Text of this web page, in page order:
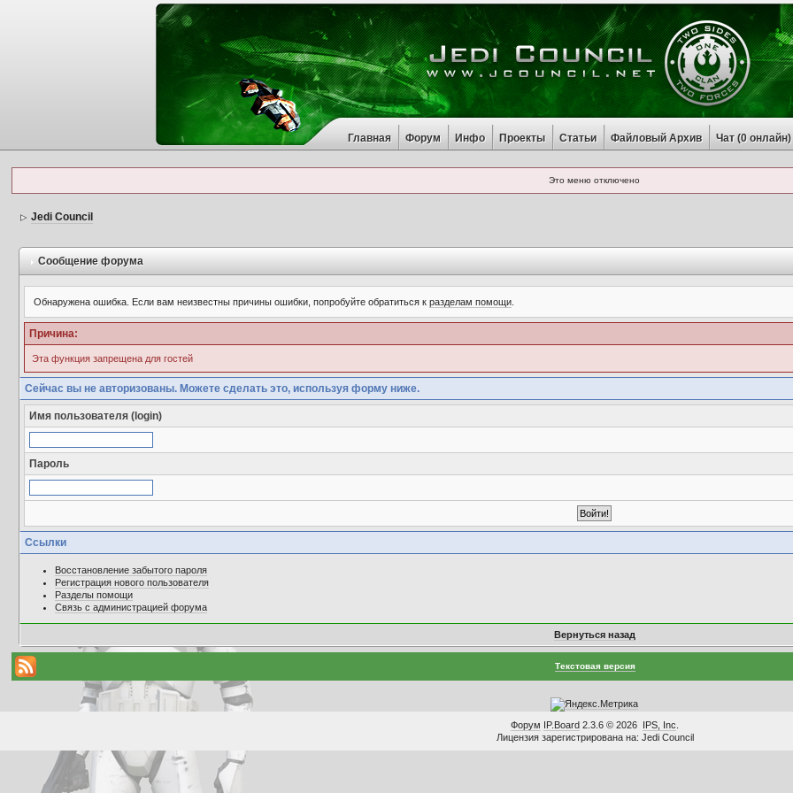
Главная Форум Инфо Проекты Статьи Файловый Архив Чат (0онлайн)
Это меню отключено
Jedi Council
Сообщение форума
Обнаружена ошибка. Если вам неизвестны причины ошибки, попробуйте обратиться к разделам помощи.
Причина:
Эта функция запрещена для гостей
Сейчас вы не авторизованы. Можете сделать это, используя форму ниже.
Имя пользователя (login)
Пароль
Ссылки
Восстановление забытого пароля
Регистрация нового пользователя
Разделы помощи
Связь с администрацией форума
Вернуться назад
Текстовая версия
Форум IP.Board 2.3.6 © 2026 IPS, Inc
Лицензия зарегистрирована на: Jedi Council